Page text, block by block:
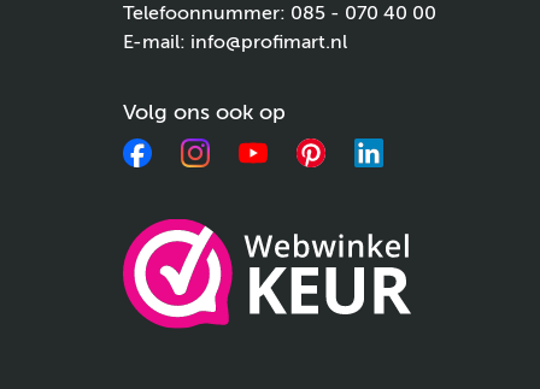
Telefoonnummer: 085 - 070 40 00
E-mail: info@profimart.nl
Volg ons ook op
FacebookInstagramYouTubePinterestLinkedIn